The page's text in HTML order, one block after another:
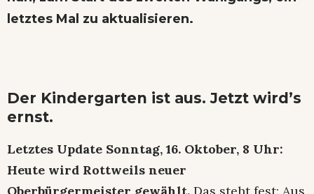
letztes Mal zu aktualisieren.
Der Kindergarten ist aus. Jetzt wird’s
ernst.
Letztes Update Sonntag, 16. Oktober, 8 Uhr:
Heute wird Rottweils neuer
Oberbürgermeister gewählt. Das steht fest: Aus